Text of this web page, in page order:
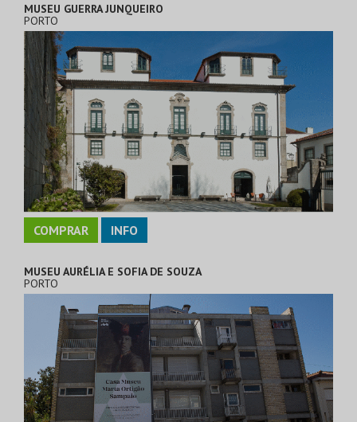
MUSEU GUERRA JUNQUEIRO
PORTO
COMPRAR INFO
MUSEU AURÉLIA E SOFIA DE SOUZA
PORTO